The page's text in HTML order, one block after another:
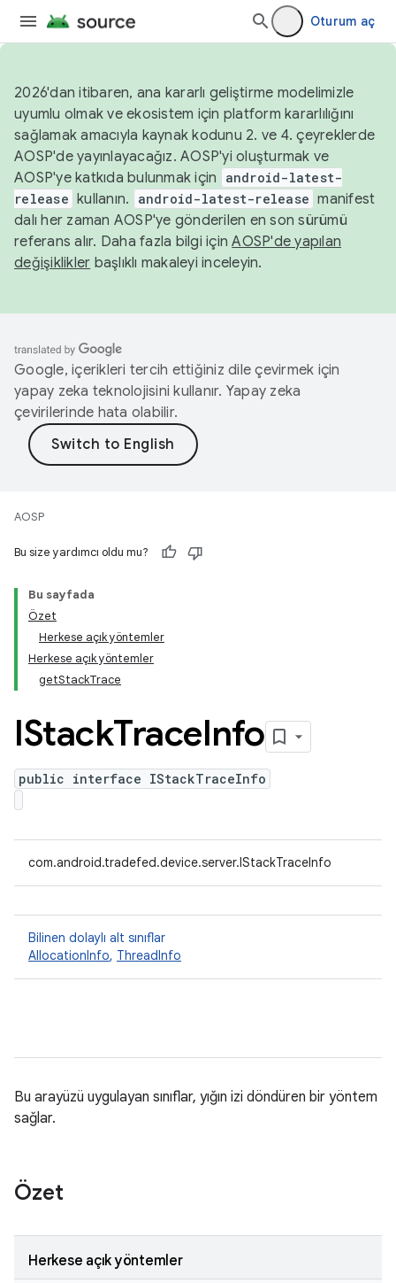
Oturum aç
2026'dan itibaren, ana kararlı geliştirme modelimizle
uyumlu olmak ve ekosistem için platform kararlılığını
sağlamak amacıyla kaynak kodunu 2. ve 4. çeyreklerde
AOSP'de yayınlayacağız. AOSP'yi oluşturmak ve
AOSP'ye katkıda bulunmak için
android-latest-
release kullanın. android-latest-release manifest
dalı her zaman AOSP'ye gönderilen en son sürümü
referans alır. Daha fazla bilgi içinAOSP'de yapılan
değişiklikler başlıklı makaleyi inceleyin.
Google, içerikleri tercih ettiğiniz dile çevirmek için
yapay zeka teknolojisini kullanır. Yapay zeka
çevirilerinde hata olabilir.
AOSP
Bu size yardımcı oldu mu?
Bu sayfada
Özet
Herkese açık yöntemler
Herkese açık yöntemler
getStackTrace
IStackTraceInfo
public interface IStackTraceInfo
com.android.tradefed.device.server.IStackTraceInfo
Bilinen dolaylı alt sınıflar
AllocationInfo, ThreadInfo
Bu arayüzü uygulayan sınıflar, yığın izi döndüren bir yöntem
sağlar.
Özet
Herkese açık yöntemler